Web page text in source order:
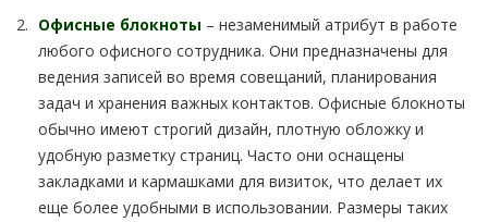
Офисные блокноты – незаменимый атрибут в работе
любого офисного сотрудника. Они предназначены для
ведения записей во время совещаний, планирования
задач и хранения важных контактов. Офисные блокноты
обычно имеют строгий дизайн, плотную обложку и
удобную разметку страниц. Часто они оснащены
закладками и кармашками для визиток, что делает их
еще более удобными в использовании. Размеры таких